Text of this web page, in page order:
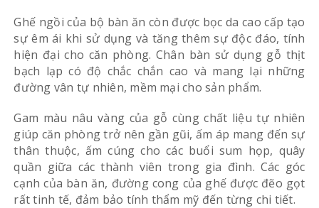
Ghế ngồi của bộ bàn ăn còn được bọc da cao cấp tạo
sự êm ái khi sử dụng và tăng thêm sự độc đáo, tính
hiện đại cho căn phòng. Chân bàn sử dụng gỗ thịt
bạch lạp có độ chắc chắn cao và mang lại những
đường vân tự nhiên, mềm mại cho sản phẩm.
Gam màu nâu vàng của gỗ cùng chất liệu tự nhiên
giúp căn phòng trở nên gần gũi, ấm áp mang đến sự
thân thuộc, ấm cúng cho các buổi sum họp, quây
quần giữa các thành viên trong gia đình. Các góc
cạnh của bàn ăn, đường cong của ghế được đẽo gọt
rất tinh tế, đảm bảo tính thẩm mỹ đến từng chi tiết.